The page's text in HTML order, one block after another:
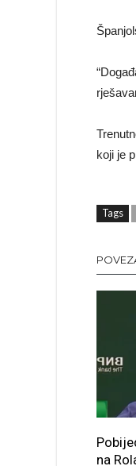
koji je
Tags
na